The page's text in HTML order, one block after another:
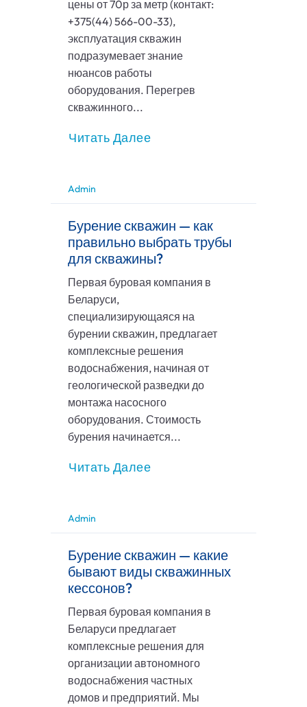
цены от 70р за метр (контакт:
+375(44) 566-00-33),
эксплуатация скважин
подразумевает знание
нюансов работы
оборудования. Перегрев
скважинного...
Читать Далее
Admin
Бурение скважин — как
правильно выбрать трубы
для скважины?
Первая буровая компания в
Беларуси,
специализирующаяся на
бурении скважин, предлагает
комплексные решения
водоснабжения, начиная от
геологической разведки до
монтажа насосного
оборудования. Стоимость
бурения начинается...
Читать Далее
Admin
Бурение скважин — какие
бывают виды скважинных
кессонов?
Первая буровая компания в
Беларуси предлагает
комплексные решения для
организации автономного
водоснабжения частных
домов и предприятий. Мы